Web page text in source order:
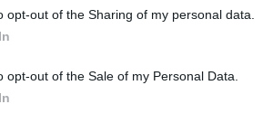
opt-out of the Sharing of my personal data.
opt-out of the Sale of my Personal Data.
MÍTOSZ KELETKEZÉSE